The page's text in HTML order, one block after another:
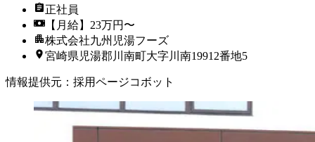
正社員
【月給】23万円〜
株式会社九州児湯フーズ
宮崎県児湯郡川南町大字川南19912番地5
情報提供元 ： 採用ページコボット